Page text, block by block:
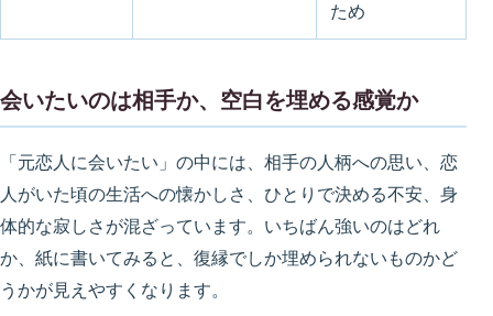
ため
会いたいのは相手か、空白を埋める感覚か
「元恋人に会いたい」の中には、相手の人柄への思い、恋
人がいた頃の生活への懐かしさ、ひとりで決める不安、身
体的な寂しさが混ざっています。いちばん強いのはどれ
か、紙に書いてみると、復縁でしか埋められないものかど
うかが見えやすくなります。